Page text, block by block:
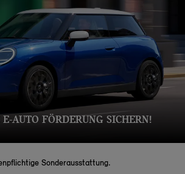
AUTO FÖRDERUNG SICHERN!
Sonderausstattung.